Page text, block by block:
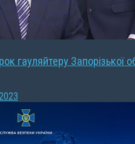
гауляйтеру Запорізької